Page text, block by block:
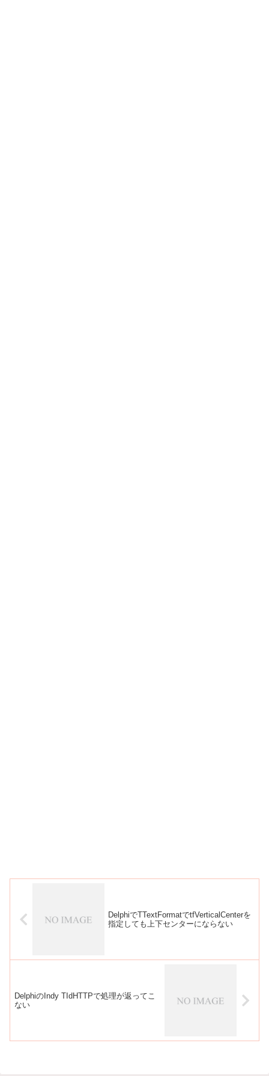
DelphiでTTextFormatでtfVerticalCenterを
指定しても上下センターにならない
DelphiのIndy TIdHTTPで処理が返ってこ
ない